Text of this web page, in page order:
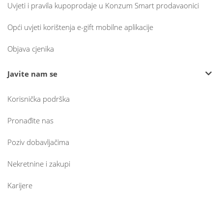
Uvjeti i pravila kupoprodaje u Konzum Smart prodavaonici
Opći uvjeti korištenja e-gift mobilne aplikacije
Objava cjenika
Javite nam se
Korisnička podrška
Pronađite nas
Poziv dobavljačima
Nekretnine i zakupi
Karijere